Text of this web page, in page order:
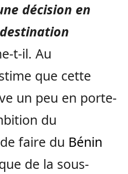
décision en
t-il. Au
que cette
un peu en porte-
du
faire du Bénin
de la sous-